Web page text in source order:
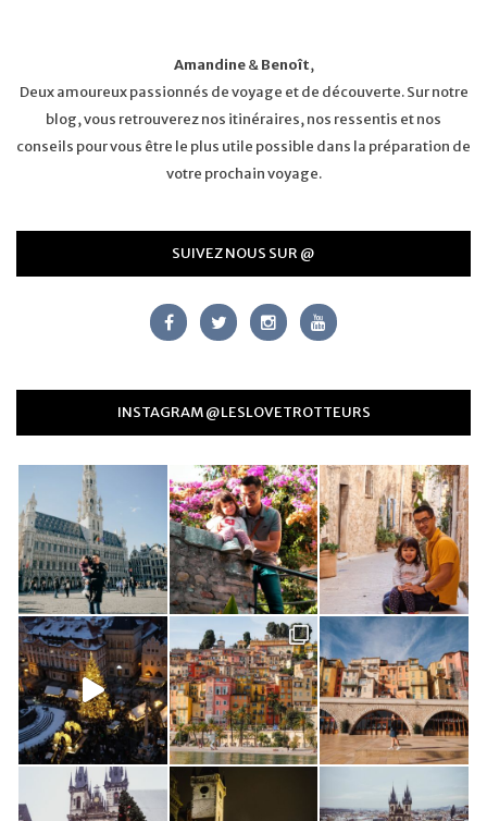
Amandine&Benoît,
Deux amoureux passionnés de voyage et de découverte. Sur notre
blog, vous retrouverez nos itinéraires, nos ressentis et nos
conseils pour vous être le plus utile possible dans la préparation de
votre prochain voyage.
SUIVEZ NOUS SUR @
INSTAGRAM @LESLOVETROTTEURS